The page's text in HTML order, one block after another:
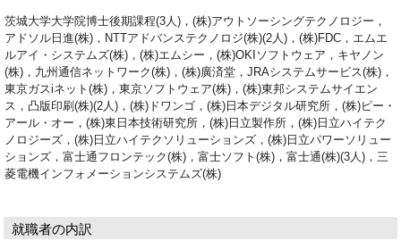
茨城大学大学院博士後期課程(3人)，(株)アウトソーシングテクノロジー，
アドソル日進(株)，NTTアドバンステクノロジ(株)(2人)，(株)FDC，エムエ
ルアイ・システムズ(株)，(株)エムシー，(株)OKIソフトウェア，キヤノン
(株)，九州通信ネットワーク(株)，(株)廣済堂，JRAシステムサービス(株)，
東京ガスiネット(株)，東京ソフトウェア(株)，(株)東邦システムサイエン
ス，凸版印刷(株)(2人)，(株)ドワンゴ，(株)日本デジタル研究所，(株)ピー・
アール・オー，(株)東日本技術研究所，(株)日立製作所，(株)日立ハイテク
ノロジーズ，(株)日立ハイテクソリューションズ，(株)日立パワーソリュー
ションズ，富士通フロンテック(株)，富士ソフト(株)，富士通(株)(3人)，三
菱電機インフォメーションシステムズ(株)
就職者の内訳